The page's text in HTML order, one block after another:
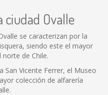
Ovalle
se caracterizan por la
siendo este el mayor
de Chile.
San Vicente Ferrer, el Museo
colección de alfarería